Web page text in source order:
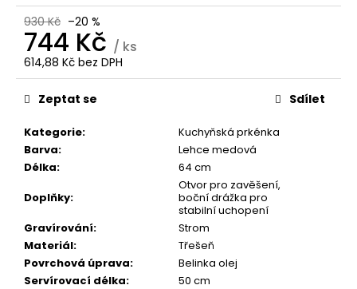
930 Kč –20 %
744 Kč / ks
614,88 Kč bez DPH
Měrná
cena:
Kategorie:
Kuchyňská prkénka
Barva:
Lehce medová
Délka:
64 cm
Doplňky:
Otvor pro zavěšení,
boční drážka pro
stabilní uchopení
Gravírování:
Strom
Materiál:
Třešeň
Povrchová úprava:
Belinka olej
Servírovací délka:
50 cm
Zeptat se Sdílet
p
o
u
č
u
e
m
e
DŘEVĚNÉ
KULIČKOVÉ
PERO
MYSTERY
(MANGO)